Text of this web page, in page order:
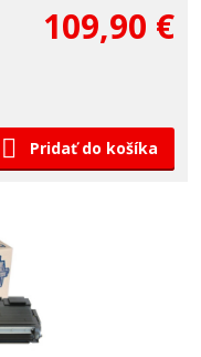
109,90 €
Pridať do košíka